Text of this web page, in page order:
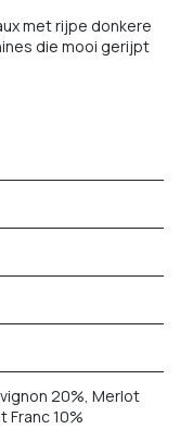
met rijpe donkere
die mooi gerijpt
20%, Merlot
Franc 10%